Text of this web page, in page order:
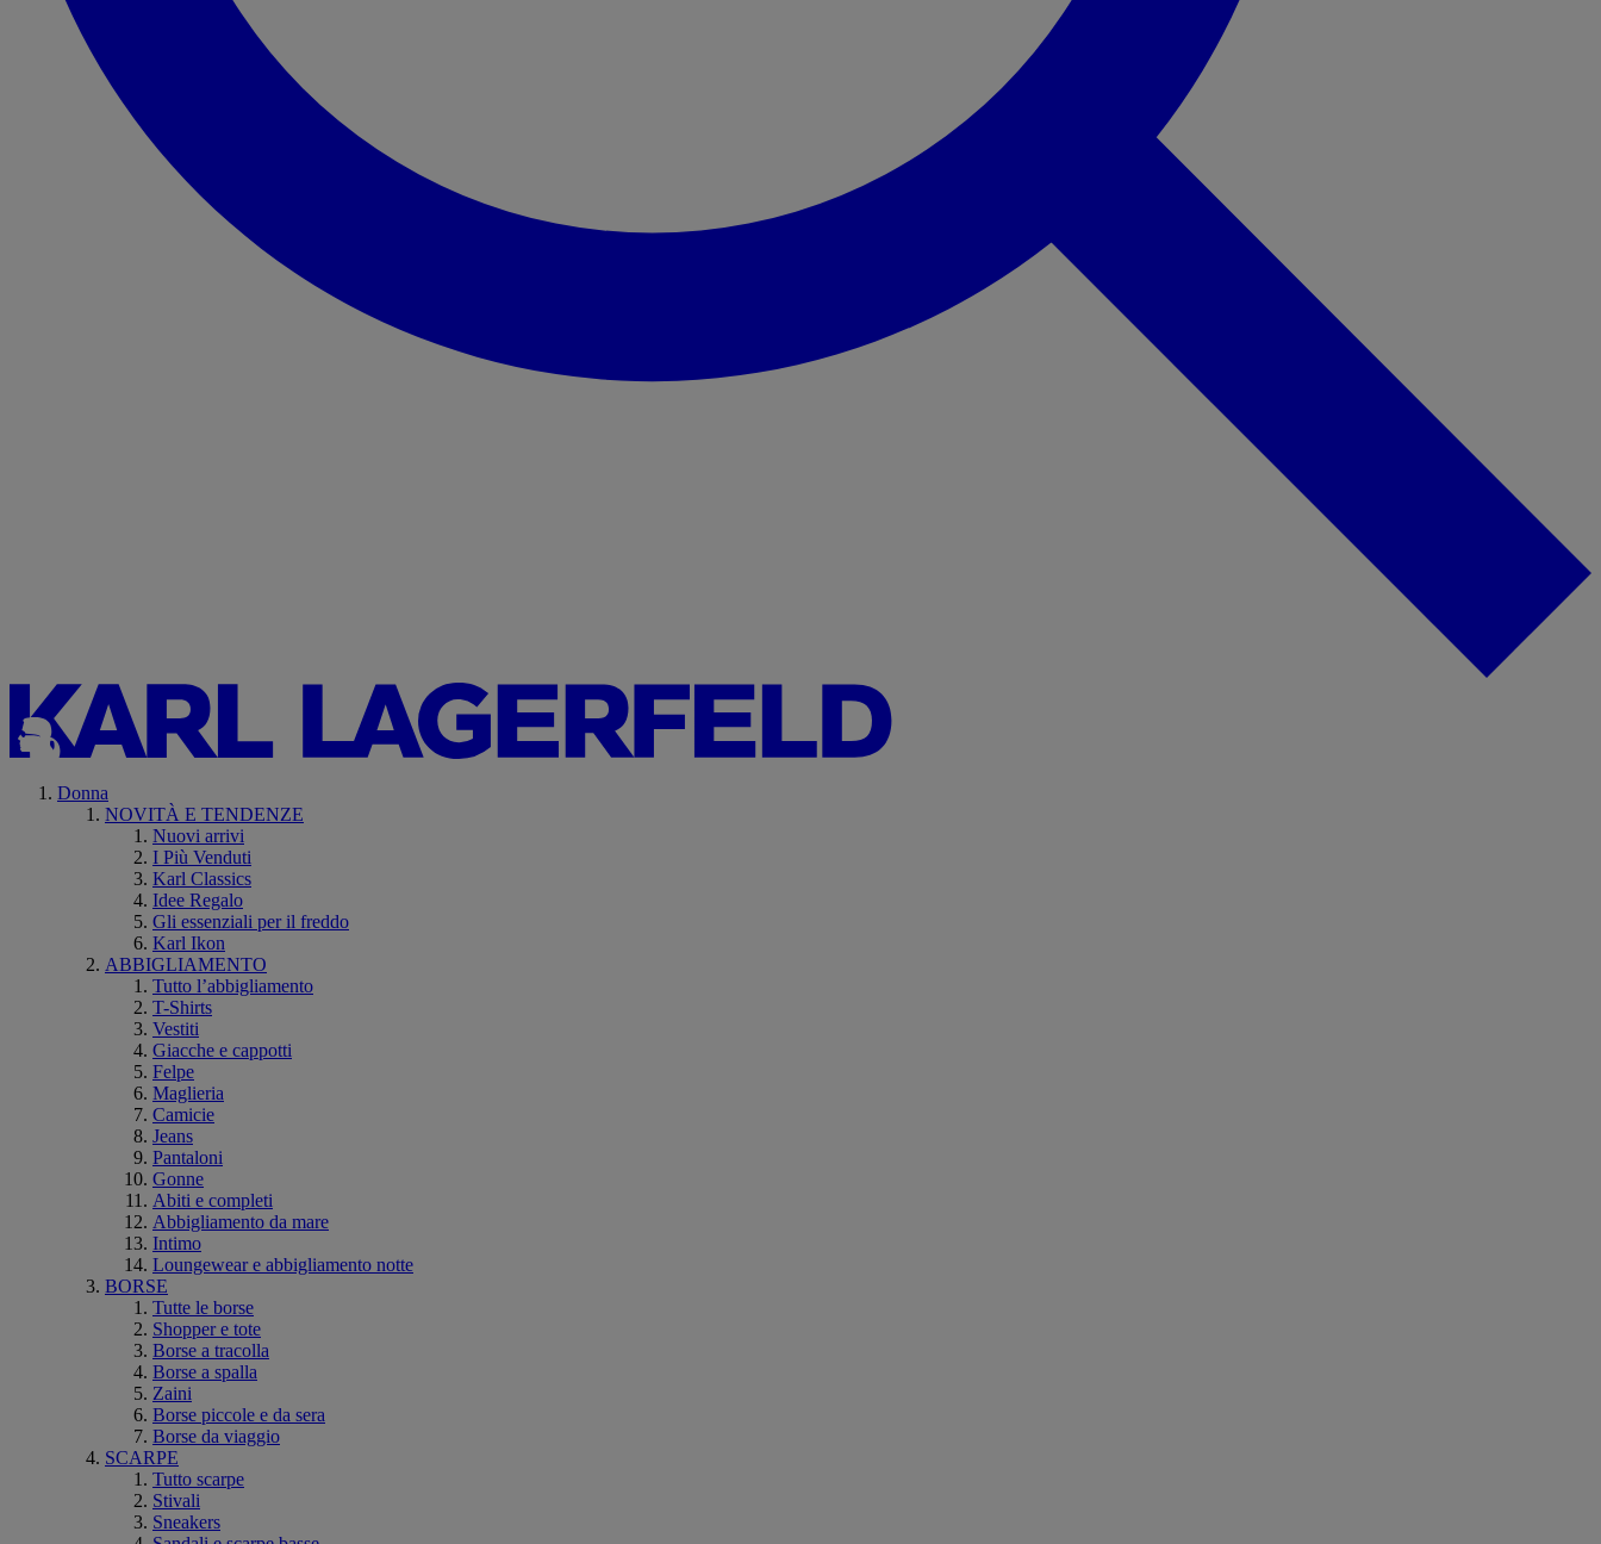
Donna
NOVITÀ E TENDENZE
Nuovi arrivi
I Più Venduti
Karl Classics
Idee Regalo
Gli essenziali per il freddo
Karl Ikon
ABBIGLIAMENTO
Tutto l’abbigliamento
T-Shirts
Vestiti
Giacche e cappotti
Felpe
Maglieria
Camicie
Jeans
Pantaloni
Gonne
Abiti e completi
Abbigliamento da mare
Intimo
Loungewear e abbigliamento notte
BORSE
Tutte le borse
Shopper e tote
Borse a tracolla
Borse a spalla
Zaini
Borse piccole e da sera
Borse da viaggio
SCARPE
Tutto scarpe
Stivali
Sneakers